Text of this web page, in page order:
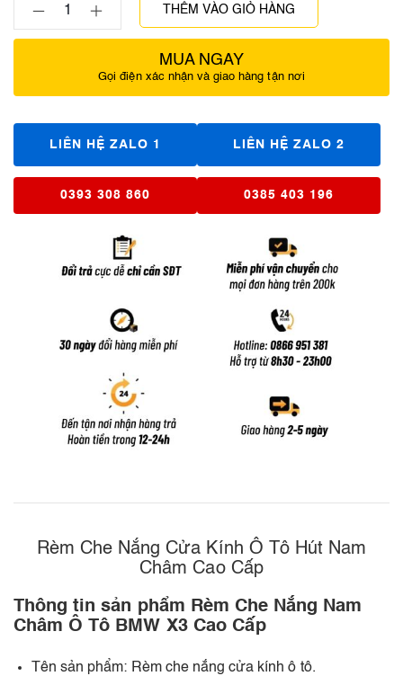
THÊM VÀO GIỎ HÀNG
MUA NGAY
Gọi điện xác nhận và giao hàng tận nơi
LIÊN HỆ ZALO 1 LIÊN HỆ ZALO 2
0393 308 860 0385 403 196
Rèm Che Nắng Cửa Kính Ô Tô Hút Nam
Châm Cao Cấp
Thông tin sản phẩm Rèm Che Nắng Nam
Châm Ô Tô BMW X3 Cao Cấp
Tên sản phẩm: Rèm che nắng cửa kính ô tô.